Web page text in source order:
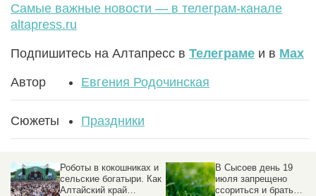
Самые важные новости — в телеграм-канале
altapress.ru
Подпишитесь на Алтапресс в Телеграме и в Max
Автор Евгения Родочинская
Сюжеты Праздники
Роботы в кокошниках и
сельские богатыри. Как
Алтайский край
В Сысоев день 19
июля запрещено
ссориться и брать